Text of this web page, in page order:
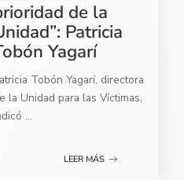
de la
Patricia
Yagarí
Tobón Yagarí, directora
la Unidad para las Víctimas,
...
LEER MÁS